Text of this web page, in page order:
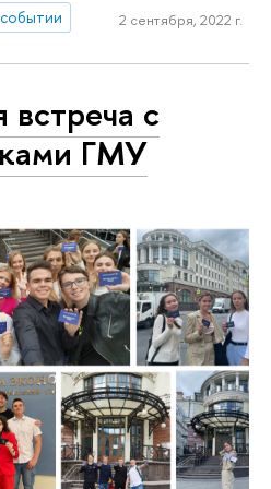
2 сентября, 2022 г.
встреча с
ГМУ